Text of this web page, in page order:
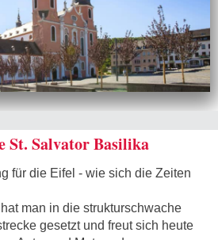
St. Salvator Basilika
für die Eifel - wie sich die Zeiten
man in die strukturschwache
gesetzt und freut sich heute